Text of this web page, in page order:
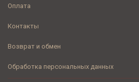
Оплата
Контакты
Возврат и обмен
Обработка персональных данных